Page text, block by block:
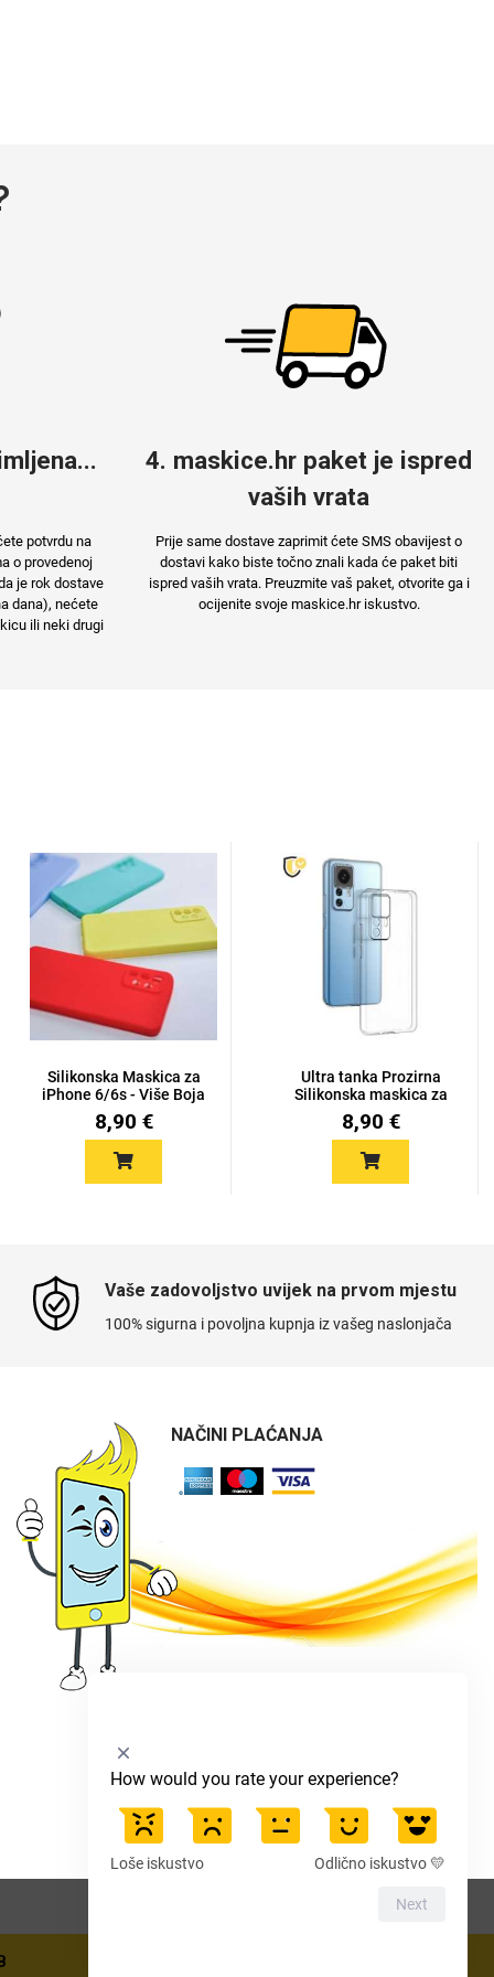
potvrdu na
o provedenoj
je rok dostave
dana), nećete
ili neki drugi
4. maskice.hr paket je ispred
vaših vrata
Prije same dostave zaprimit ćete SMS obavijest o
dostavi kako biste točno znali kada će paket biti
ispred vaših vrata. Preuzmite vaš paket, otvorite ga i
ocijenite svoje maskice.hr iskustvo.
Silikonska Maskica za
iPhone 6/6s - Više Boja
8,90 €
Ultra tanka Prozirna
Silikonska maskica za
Xia...
8,90 €
Vaše zadovoljstvo uvijek na prvom mjestu
100% sigurna i povoljna kupnja iz vašeg naslonjača
NAČINI PLAĆANJA
How would you rate your experience?
Select
option
from
1
Loše iskustvo Odlično iskustvo 💛
Next